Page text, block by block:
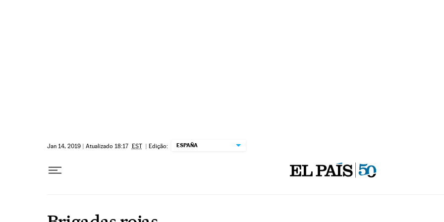
Jan 14, 2019 | Atualizado 18:17 EST | Edição: ESPAÑA